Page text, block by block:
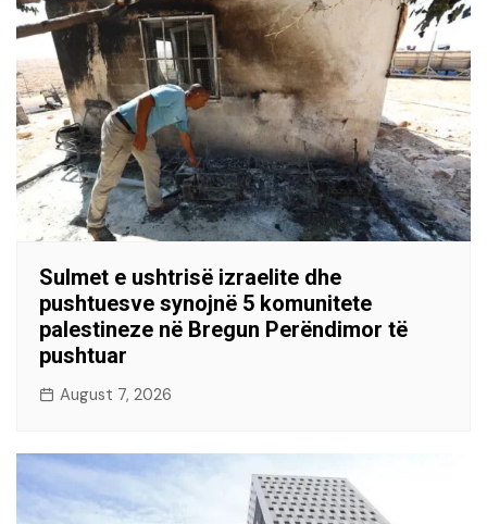
Sulmet e ushtrisë izraelite dhe
pushtuesve synojnë 5 komunitete
palestineze në Bregun Perëndimor të
pushtuar
August 7, 2026